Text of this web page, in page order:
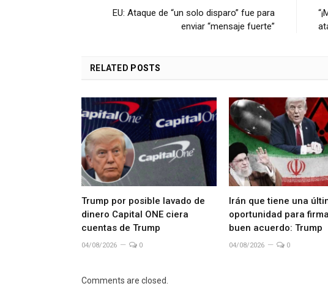
EU: Ataque de “un solo disparo” fue para
enviar “mensaje fuerte”
RELATED POSTS
Trump por posible lavado de
dinero Capital ONE ciera
cuentas de Trump
04/08/2026 0
Irán que tiene una
oportunidad para
buen acuerdo: Trump
04/08/2026 0
Comments are closed.